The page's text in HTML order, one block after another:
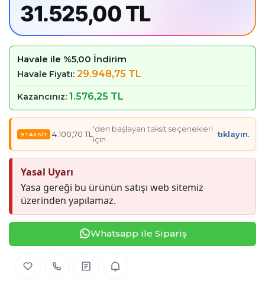
31.525,00 TL
Havale ile %5,00 İndirim
Havale Fiyatı: 29.948,75 TL
Kazancınız: 1.576,25 TL
4.100,70 TL
'den başlayan taksit seçenekleri
için
tıklayın.
Yasal Uyarı
Yasa gereği bu ürünün satışı web sitemiz
üzerinden yapılamaz.
Whatsapp ile Sipariş